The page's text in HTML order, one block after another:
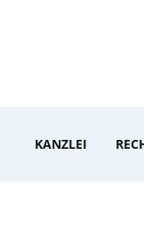
KANZLEI